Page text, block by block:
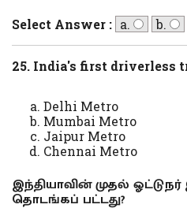
Select Answer : a. b.
25. India's first driverless
Delhi Metro
Mumbai Metro
Jaipur Metro
Chennai Metro
இந்தியாவின் முதல்
தொடங்கப் பட்டது?